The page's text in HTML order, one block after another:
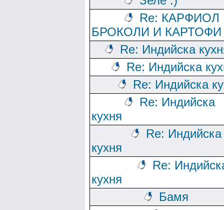
Re: КАРФИОЛ
БРОКОЛИ И КАРТОФИ
Re: Индийска
Re: Индийска
Re: Индийска
Re: Индийска
кухня
Re: Индийска
кухня
Re:
кухня
Бамя